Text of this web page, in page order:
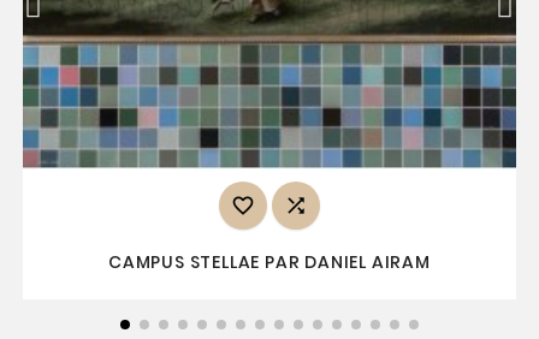
 
CAMPUS STELLAE PAR DANIEL AIRAM